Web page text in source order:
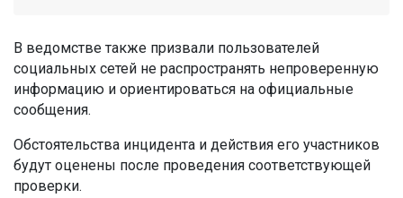
В ведомстве также призвали пользователей
социальных сетей не распространять непроверенную
информацию и ориентироваться на официальные
сообщения.
Обстоятельства инцидента и действия его участников
будут оценены после проведения соответствующей
проверки.